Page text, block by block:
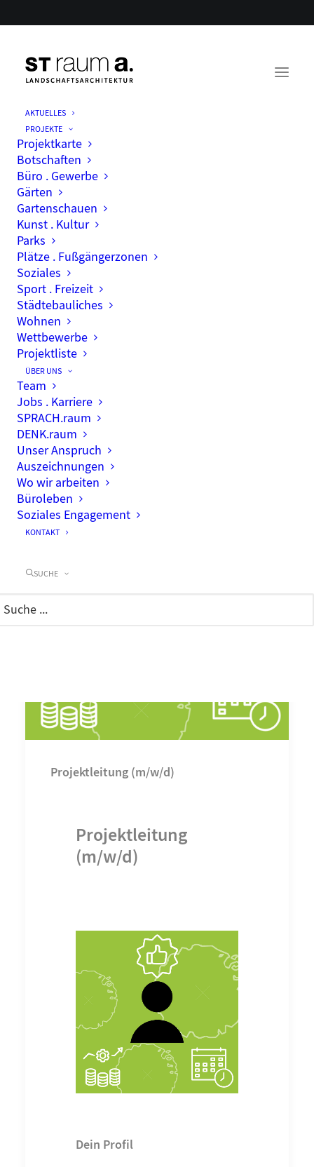
AKTUELLES
PROJEKTE
Projektkarte
Botschaften
Büro . Gewerbe
Gärten
Gartenschauen
Kunst . Kultur
Parks
Plätze . Fußgängerzonen
Soziales
Sport . Freizeit
Städtebauliches
Wohnen
Wettbewerbe
Projektliste
ÜBER UNS
Team
Jobs . Karriere
SPRACH.raum
DENK.raum
Unser Anspruch
Auszeichnungen
Wo wir arbeiten
Büroleben
Soziales Engagement
KONTAKT
SUCHE
Stellenanzeige
Projektleitung (m/w/d)
Projektleitung
(m/w/d)
Dein Profil